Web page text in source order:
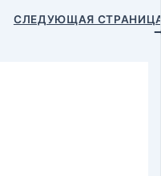
СЛЕДУЮЩАЯ